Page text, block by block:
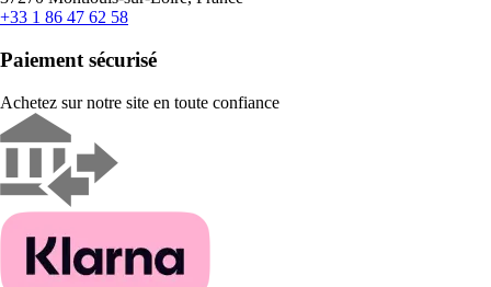
+33 1 86 47 62 58
Paiement sécurisé
Achetez sur notre site en toute confiance